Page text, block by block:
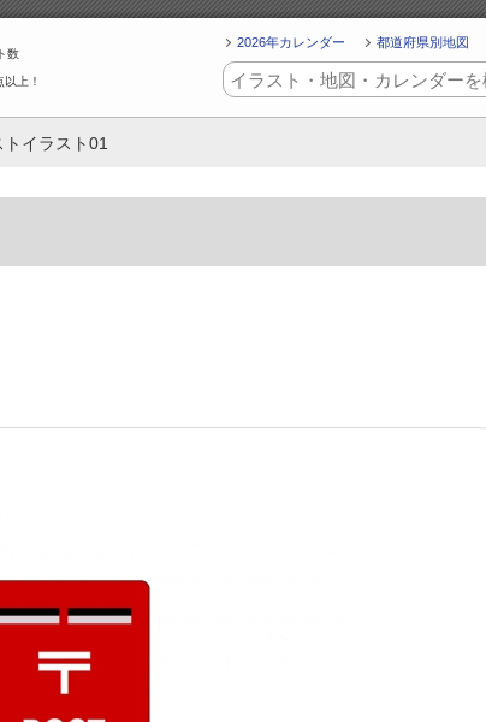
数
以上！
2026年カレンダー 都道府県別地図
イラスト01